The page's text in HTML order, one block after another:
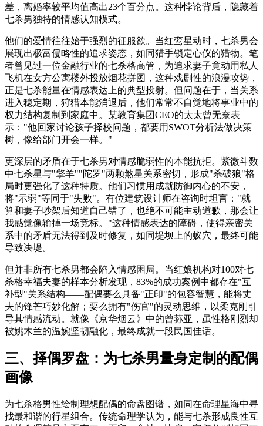
差，离婚率较平均值高出23个百分点。这种悖论背后，隐藏着
七杀男独特的情感认知模式。
他们的爱情往往始于强烈的征服欲。当红鸾星动时，七杀男会
展现出极富侵略性的追求姿态，如同猎手锁定心仪的猎物。笔
者曾见过一位金融行业的七杀格高管，为追求妻子竟动用私人
飞机在女方公寓楼外投放烟花拼图，这种戏剧性的浪漫攻势，
正是七杀能量在情感表达上的典型投射。但问题在于，当关系
进入稳定期，狩猎本能消退后，他们常常不自觉地将事业中的
权力结构复制到家庭中。某教育集团CEO的太太曾无奈表
示："他回家讨论孩子择校问题，都要用SWOT分析法做决策
树，像给部门开会一样。"
更深层的矛盾在于七杀男对情感脆弱性的本能抗拒。紫微斗数
中七杀星与"擎羊""陀罗"两颗煞星关系密切，形成"杀破狼"格
局时更强化了这种特质。他们习惯用成就防御内心的不安，
将"示弱"等同于"失败"。有位建筑设计师在咨询时坦言："就
算和妻子吵架后知道自己错了，也绝不可能主动道歉，那会让
我感觉像输掉一场竞标。"这种情感表达的障碍，使得亲密关
系中的矛盾无法得到及时修复，如同堤坝上的蚁穴，最终可能
导致决堤。
但并非所有七杀男都会陷入情感困局。当红娘机构对100对七
杀格幸福夫妻的样本分析发现，83%的成功案例中都存在"互
补型"关系结构——配偶要么具备"正印"的包容智慧，能将丈
夫的锋芒巧妙化解；要么拥有"伤官"的灵动思维，以柔克刚引
导其情感流动。就像《京华烟云》中的曾荪亚，虽性格刚烈却
被姚木兰的温婉坚韧融化，最终成就一段民国佳话。
三、择偶罗盘：为七杀男量身定制的配偶
画像
为七杀格男性绘制理想配偶的命盘图谱，如同在命理星海中寻
找最和谐的行星组合。传统命理学认为，能与七杀形成良性互